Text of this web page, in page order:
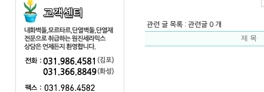
관련 글 목록 : 관련글 0 개
제 목